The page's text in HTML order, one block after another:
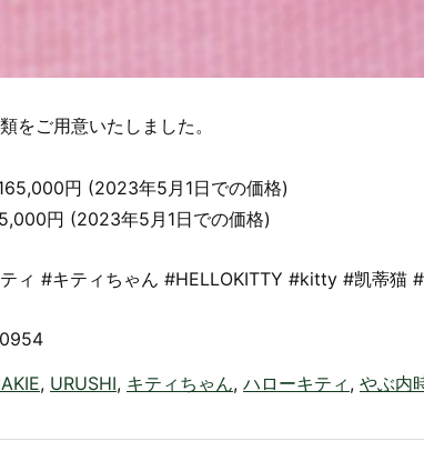
をご用意いたしました。
円 (2023年5月1日での価格)
円 (2023年5月1日での価格)
ィ #キティちゃん #HELLOKITTY #kitty #凯蒂猫
, URUSHI, キティちゃん, ハローキティ , やぶ内